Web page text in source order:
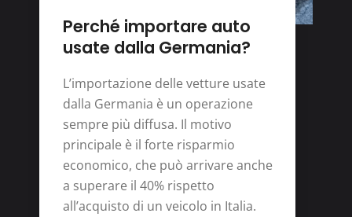
Perché importare auto
usate dalla Germania?
L’importazione delle vetture usate
dalla Germania è un operazione
sempre più diffusa. Il motivo
principale è il forte risparmio
economico, che può arrivare anche
a superare il 40% rispetto
all’acquisto di un veicolo in Italia.